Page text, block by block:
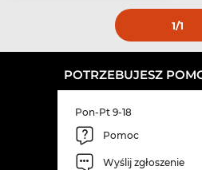
1/1
POTRZEBUJESZ
Pon-Pt 9-18
Pomoc
Wyślij zgłoszenie